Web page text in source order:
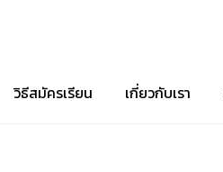
วิธีสมัครเรียน เกี่ยวกับเรา